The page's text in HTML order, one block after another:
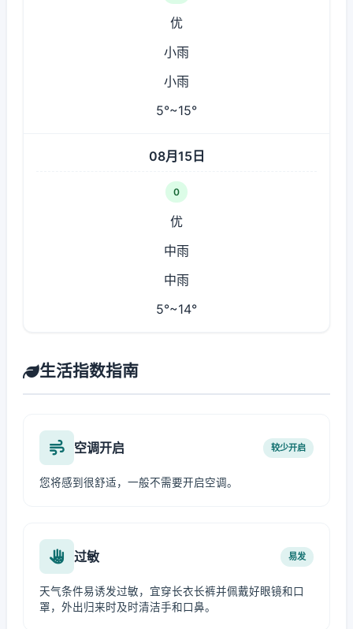
优
小雨
小雨
5°~15°
08月15日
0
优
中雨
中雨
5°~14°
生活指数指南
空调开启 较少开启
您将感到很舒适，一般不需要开启空调。
过敏 易发
天气条件易诱发过敏，宜穿长衣长裤并佩戴好眼镜和口
罩，外出归来时及时清洁手和口鼻。